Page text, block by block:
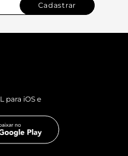
Cadastrar
para iOS e